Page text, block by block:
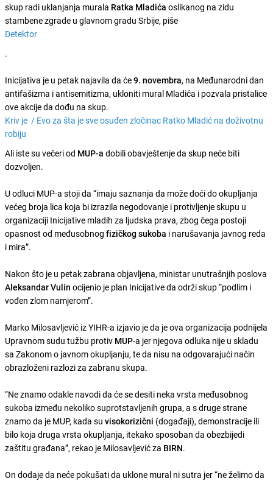
skup radi uklanjanja murala Ratka Mladića oslikanog na zidu
stambene zgrade u glavnom gradu Srbije, piše
Detektor
.
Inicijativa je u petak najavila da će9. novembra, na Međunarodni dan
antifašizma i antisemitizma, ukloniti mural Mladića i pozvala pristalice
ove akcije da dođu na skup.
Kriv je / Evo za šta je sve osuđen zločinac Ratko Mladić na doživotnu
robiju
Ali iste su večeri od MUP-a dobili obavještenje da skup neće biti
dozvoljen.
U odluci MUP-a stoji da “imaju saznanja da može doći do okupljanja
većeg broja lica koja bi izrazila negodovanje i protivljenje skupu u
organizaciji Inicijative mladih za ljudska prava, zbog čega postoji
opasnost od međusobnog fizičkog sukoba i narušavanja javnog reda
i mira”.
Nakon što je u petak zabrana objavljena, ministar unutrašnjih poslova
AleksandarVulin ocijenio je plan Inicijative da održi skup “podlim i
vođen zlom namjerom”.
Marko Milosavljević iz YIHR-a izjavio je da je ova organizacija podnijela
Upravnom sudu tužbu protiv MUP-a jer njegova odluka nije u skladu
sa Zakonom o javnom okupljanju, te da nisu na odgovarajući način
obrazloženi razlozi za zabranu skupa.
“Ne znamo odakle navodi da će se desiti neka vrsta međusobnog
sukoba između nekoliko suprotstavljenih grupa, a s druge strane
znamo da je MUP, kada su visokorizični (događaji), demonstracije ili
bilo koja druga vrsta okupljanja, itekako sposoban da obezbijedi
zaštitu građana”, rekao je Milosavljević za BIRN.
On dodaje da neće pokušati da uklone mural ni sutra jer “ne želimo da